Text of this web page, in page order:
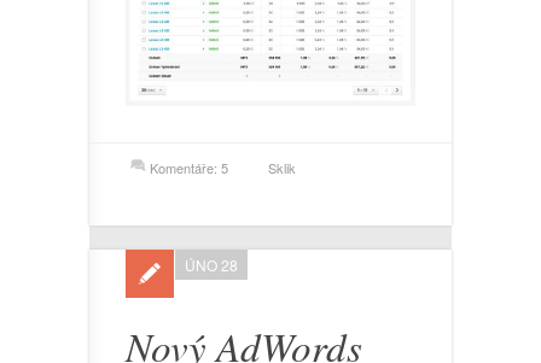
Komentáře: 5 Sklik
Nový AdWords
ÚNO 28